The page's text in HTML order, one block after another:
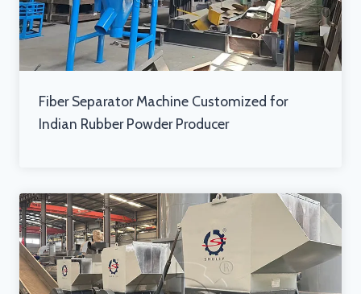
Fiber Separator Machine Customized for
Indian Rubber Powder Producer